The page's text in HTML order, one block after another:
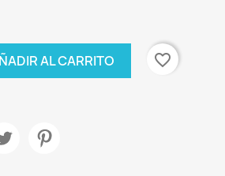
AL CARRITO
favorite_border